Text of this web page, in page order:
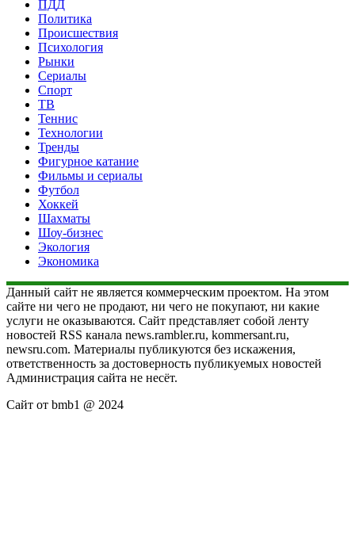
ПДД
Политика
Происшествия
Психология
Рынки
Сериалы
Спорт
ТВ
Теннис
Технологии
Тренды
Фигурное катание
Фильмы и сериалы
Футбол
Хоккей
Шахматы
Шоу-бизнес
Экология
Экономика
Данный сайт не является коммерческим проектом. На этом
сайте ни чего не продают, ни чего не покупают, ни какие
услуги не оказываются. Сайт представляет собой ленту
новостей RSS канала news.rambler.ru, kommersant.ru,
newsru.com. Материалы публикуются без искажения,
ответственность за достоверность публикуемых новостей
Администрация сайта не несёт.
Сайт от bmb1 @ 2024